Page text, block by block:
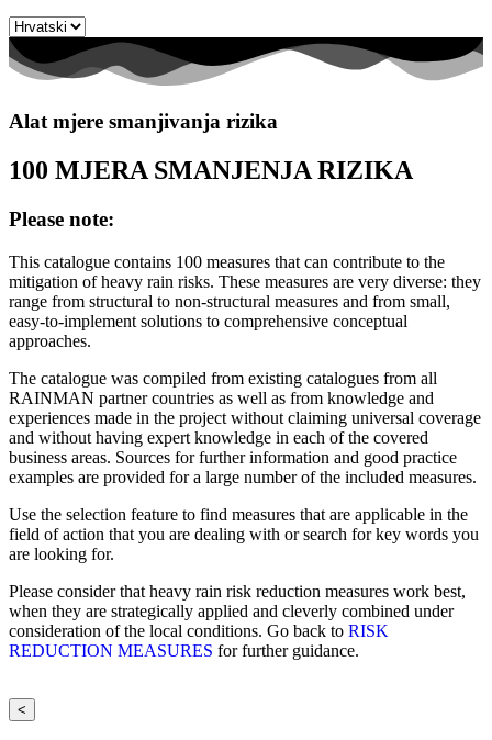
Odaberite
jezik
Alat mjere smanjivanja rizika
100 MJERA SMANJENJA RIZIKA
Please note:
This catalogue contains 100 measures that can contribute to the
mitigation of heavy rain risks. These measures are very diverse: they
range from structural to non-structural measures and from small,
easy-to-implement solutions to comprehensive conceptual
approaches.
The catalogue was compiled from existing catalogues from all
RAINMAN partner countries as well as from knowledge and
experiences made in the project without claiming universal coverage
and without having expert knowledge in each of the covered
business areas. Sources for further information and good practice
examples are provided for a large number of the included measures.
Use the selection feature to find measures that are applicable in the
field of action that you are dealing with or search for key words you
are looking for.
Please consider that heavy rain risk reduction measures work best,
when they are strategically applied and cleverly combined under
consideration of the local conditions. Go back to RISK
REDUCTION MEASURES for further guidance.
<